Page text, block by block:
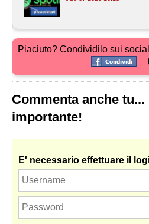
Piaciuto? Condividilo sui
Commenta anche
importante!
E' necessario effettuare il